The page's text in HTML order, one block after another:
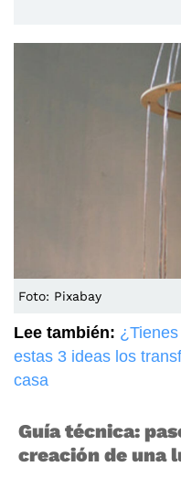
Foto: Pixabay
Lee también:
estas 3 ideas los
casa
Guía técnica:
creación de una